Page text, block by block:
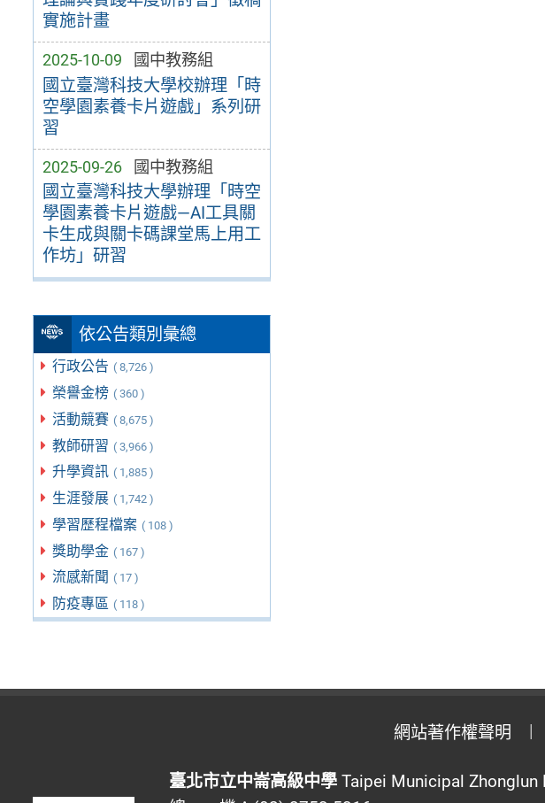
實施計畫
2025-10-09 國中教務組
國立臺灣科技大學校辦理「時
空學園素養卡片遊戲」系列研
習
2025-09-26 國中教務組
國立臺灣科技大學辦理「時空
學園素養卡片遊戲—AI工具關
卡生成與關卡碼課堂馬上用工
作坊」研習
依公告類別彙總
行政公告 ( 8,726 )
榮譽金榜 ( 360 )
活動競賽 ( 8,675 )
教師研習 ( 3,966 )
升學資訊 ( 1,885 )
生涯發展 ( 1,742 )
學習歷程檔案 ( 108 )
獎助學金 ( 167 )
流感新聞 ( 17 )
防疫專區 ( 118 )
網站著作權聲明
臺北市立中崙高級中學Taipei Municipal Zhonglun